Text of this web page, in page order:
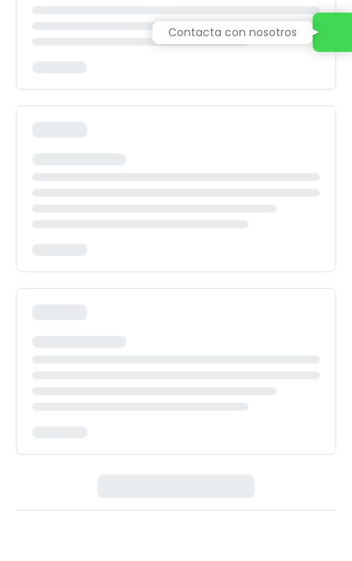
Contacta con nosotros